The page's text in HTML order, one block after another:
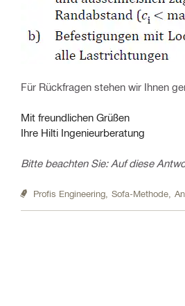
Für Rückfragen stehen wir Ihnen
Mit freundlichen Grüßen
Ihre Hilti Ingenieurberatung
Bitte beachten Sie: Auf diese
Profis Engineering, Sofa-Methode,